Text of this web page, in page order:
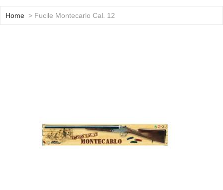
Home > Fucile Montecarlo Cal. 12